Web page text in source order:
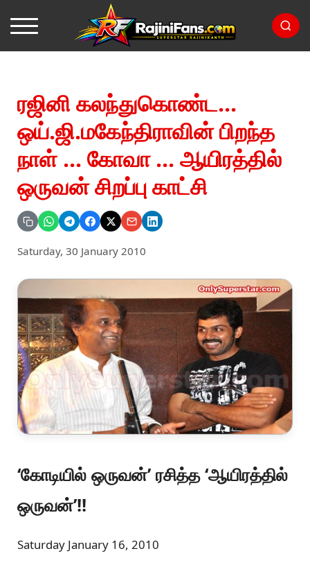
ரஜினி கலந்துகொண்ட...
ஒய்.ஜி.மகேந்திராவின் பிறந்த
நாள் ... கோவா ... ஆயிரத்தில்
ஒருவன் சிறப்பு காட்சி
Saturday, 30 January 2010
‘கோடியில் ஒருவன்’ ரசித்த ‘ஆயிரத்தில்
ஒருவன்’!!
Saturday January 16, 2010